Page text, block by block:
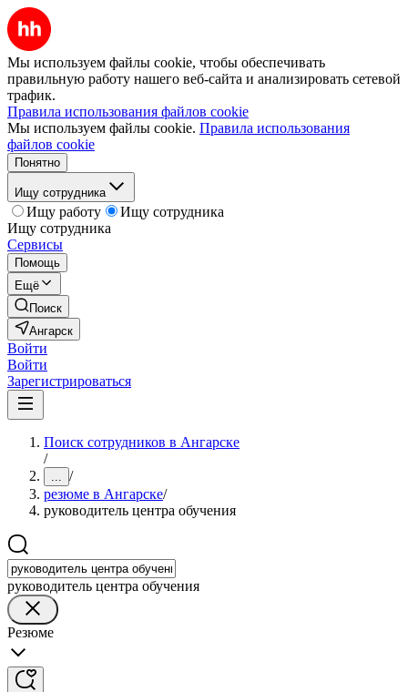
Мы используем файлы cookie, чтобы обеспечивать
правильную работу нашего веб-сайта и анализировать сетевой
трафик.
Правила использования файлов cookie
Мы используем файлы cookie. Правила использования
файлов cookie
Понятно
Ищу сотрудника
Ищу работу
Ищу сотрудника
Ищу сотрудника
Сервисы
Помощь
Ещё
Поиск
Ангарск
Войти
Войти
Зарегистрироваться
Поиск сотрудников в Ангарске
/
... /
резюме в Ангарске/
руководитель центра обучения
руководитель центра обучения
Резюме